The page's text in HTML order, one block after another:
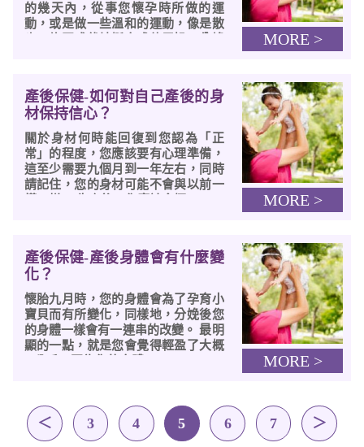
的幾天內，從事您懷孕時所做的運
動，或是做一些溫和的運動，像是散
MORE >
產後保健-如何對自己產後的身
材保持信心？
關於身材何時能回復到您認為「正
常」的程度，您應該要有心理準備，
這至少需要九個月到一年左右，同時
請記住，您的身材可能不會與以前一
MORE >
產後保健-產後身體會有什麼變
化？
懷胎九月時，您的身體會為了孕育小
寶貝而有所變化，同樣地，分娩後您
的身體一樣會有一連串的改變。 最明
顯的一點，就是您會覺得輕盈了大概
MORE >
＜ 3 4 5 6 7 ＞